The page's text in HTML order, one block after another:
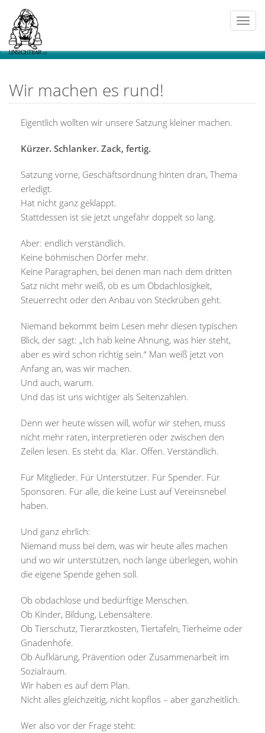
Wir machen es rund!
Eigentlich wollten wir unsere Satzung kleiner machen.
Kürzer. Schlanker. Zack, fertig.
Satzung vorne, Geschäftsordnung hinten dran, Thema
erledigt.
Hat nicht ganz geklappt.
Stattdessen ist sie jetzt ungefähr doppelt so lang.
Aber: endlich verständlich.
Keine böhmischen Dörfer mehr.
Keine Paragraphen, bei denen man nach dem dritten
Satz nicht mehr weiß, ob es um Obdachlosigkeit,
Steuerrecht oder den Anbau von Steckrüben geht.
Niemand bekommt beim Lesen mehr diesen typischen
Blick, der sagt: „Ich hab keine Ahnung, was hier steht,
aber es wird schon richtig sein.“ Man weiß jetzt von
Anfang an, was wir machen.
Und auch, warum.
Und das ist uns wichtiger als Seitenzahlen.
Denn wer heute wissen will, wofür wir stehen, muss
nicht mehr raten, interpretieren oder zwischen den
Zeilen lesen. Es steht da. Klar. Offen. Verständlich.
Für Mitglieder. Für Unterstützer. Für Spender. Für
Sponsoren. Für alle, die keine Lust auf Vereinsnebel
haben.
Und ganz ehrlich:
Niemand muss bei dem, was wir heute alles machen
und wo wir unterstützen, noch lange überlegen, wohin
die eigene Spende gehen soll.
Ob obdachlose und bedürftige Menschen.
Ob Kinder, Bildung, Lebensältere.
Ob Tierschutz, Tierarztkosten, Tiertafeln, Tierheime oder
Gnadenhöfe.
Ob Aufklärung, Prävention oder Zusammenarbeit im
Sozialraum.
Wir haben es auf dem Plan.
Nicht alles gleichzeitig, nicht kopflos – aber ganzheitlich.
Wer also vor der Frage steht: